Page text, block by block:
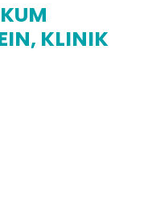
KLINIK